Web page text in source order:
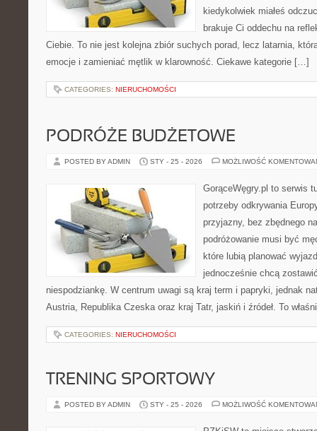
kiedykolwiek miałeś
brakuje Ci oddechu na
Ciebie. To nie jest kolejna zbiór suchych porad, lecz latarnia,
emocje i zamieniać mętlik w klarowność. Ciekawe kategorie […]
CATEGORIES: NIERUCHOMOŚCI
PODRÓŻE BUDŻETOWE
POSTED BY ADMIN STY - 25 - 2026 MOŻLIWOŚĆ
GorąceWęgry.pl to serwis
potrzeby odkrywania
przyjazny, bez zbędnego
podróżowanie musi być
które lubią planować
jednocześnie chcą
niespodziankę. W centrum uwagi są kraj term i papryki, jednak
Austria, Republika Czeska oraz kraj Tatr, jaskiń i źródeł. To
CATEGORIES: NIERUCHOMOŚCI
TRENING SPORTOWY
POSTED BY ADMIN STY - 25 - 2026 MOŻLIWOŚĆ